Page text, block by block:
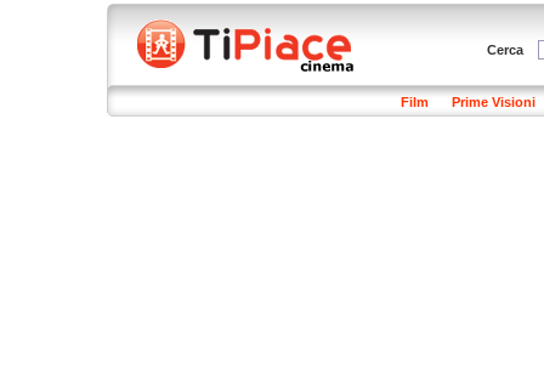
Cerca
Film Prime Visioni